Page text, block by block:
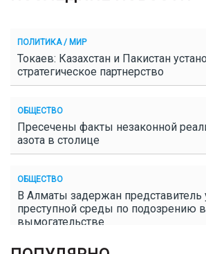
ПОЛИТИКА / МИР
Токаев: Казахстан и Пакистан
стратегическое партнерство
ОБЩЕСТВО
Пресечены факты незаконной
азота в столице
ОБЩЕСТВО
В Алматы задержан представитель
преступной среды по подозрению в
вымогательстве